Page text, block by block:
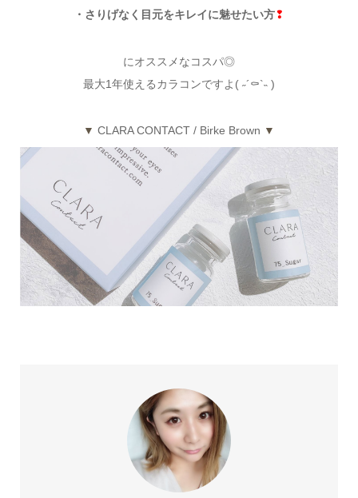
・さりげなく目元をキレイに魅せたい方❢
にオススメなコスパ◎
最大1年使えるカラコンですよ( ˶´⚰︎`˵ )
▼ CLARA CONTACT / Birke Brown ▼